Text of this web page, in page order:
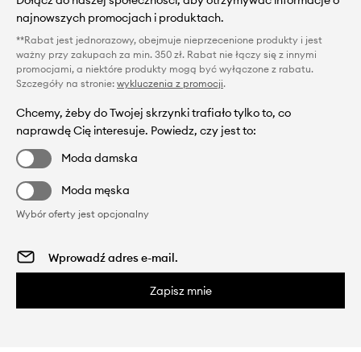
najnowszych promocjach i produktach.
**Rabat jest jednorazowy, obejmuje nieprzecenione produkty i jest
ważny przy zakupach za min. 350 zł. Rabat nie łączy się z innymi
promocjami, a niektóre produkty mogą być wyłączone z rabatu.
Szczegóły na stronie: wykluczenia z promocji.
Chcemy, żeby do Twojej skrzynki trafiało tylko to, co
naprawdę Cię interesuje. Powiedz, czy jest to:
Moda damska
Moda męska
Wybór oferty jest opcjonalny
Zapisz mnie